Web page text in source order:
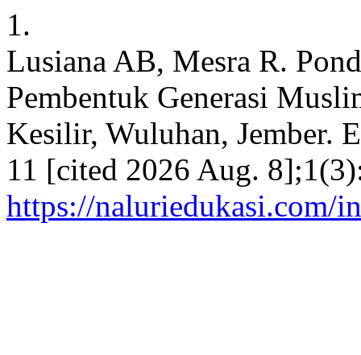
1.
Lusiana AB, Mesra R.
Pembentuk Generasi
Kesilir, Wuluhan, Jember.
11 [cited 2026 Aug.
https://naluriedukasi.com/